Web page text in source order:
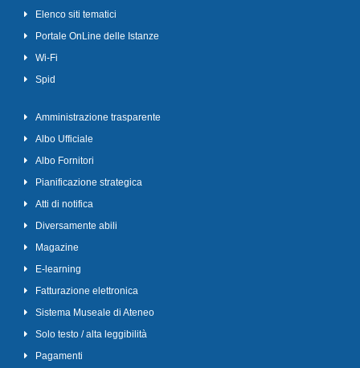
Elenco siti tematici
Portale OnLine delle Istanze
Wi-Fi
Spid
Amministrazione trasparente
Albo Ufficiale
Albo Fornitori
Pianificazione strategica
Atti di notifica
Diversamente abili
Magazine
E-learning
Fatturazione elettronica
Sistema Museale di Ateneo
Solo testo / alta leggibilità
Pagamenti